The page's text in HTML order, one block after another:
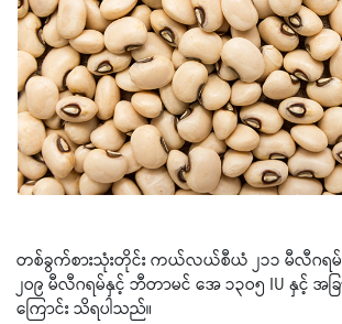
တစ်ခွက်စားသုံးတိုင်း ကယ်လယ်စီယံ ၂၁၁ မီလီဂရ
၂ဝ၉ မီလီဂရမ်နှင့် ဘီတာမင် အေ ၁၃ဝ၅ IU နှင့် အခြာ
ကြောင်း သိရပါသည်။